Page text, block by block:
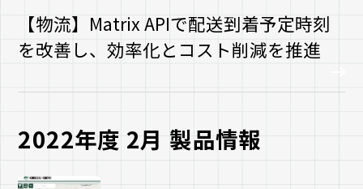
【物流】Matrix APIで配送到着予定時刻
を改善し、効率化とコスト削減を推進
2022年度 2月 製品情報